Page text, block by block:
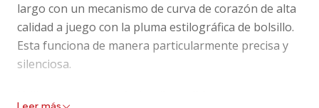
largo con un mecanismo de curva de corazón de alta
calidad a juego con la pluma estilográfica de bolsillo.
Esta funciona de manera particularmente precisa y
silenciosa.